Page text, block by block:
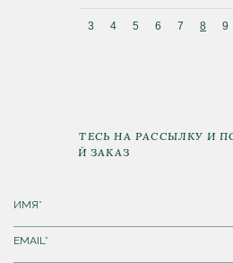
3 4 5 6 7 8 9
ПОДПИШИТЕСЬ НА РАССЫЛКУ И
НА ПЕРВЫЙ ЗАКАЗ